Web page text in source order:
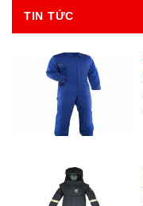
TIN TỨC